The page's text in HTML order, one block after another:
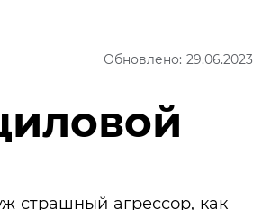
Обновлено: 29.06.2023
страшный агрессор, как